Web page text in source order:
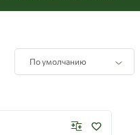
По умолчанию